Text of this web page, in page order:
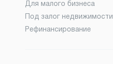
Для малого бизнеса
Под залог недвижимости
Рефинансирование